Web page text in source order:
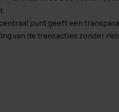
punt geeft een
van de transacties zonder